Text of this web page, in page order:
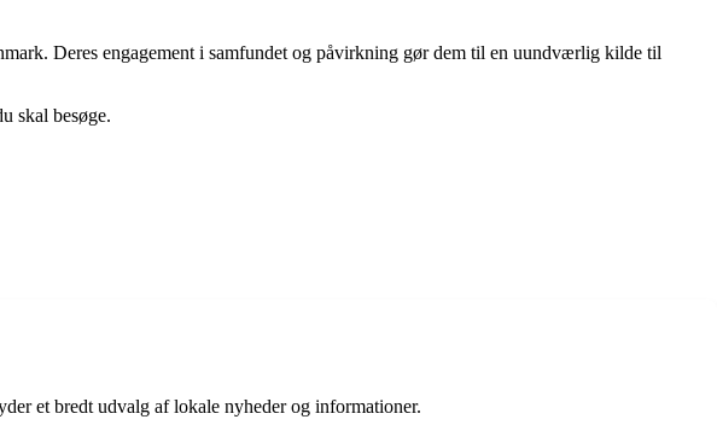
Deres engagement i samfundet og påvirkning gør dem til en uundværlig kilde til
skal besøge.
et bredt udvalg af lokale nyheder og informationer.